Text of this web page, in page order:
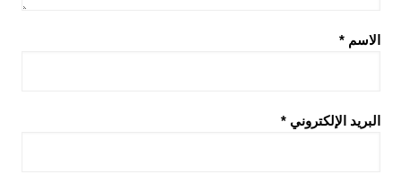
الاسم *
البريد الإلكتروني *